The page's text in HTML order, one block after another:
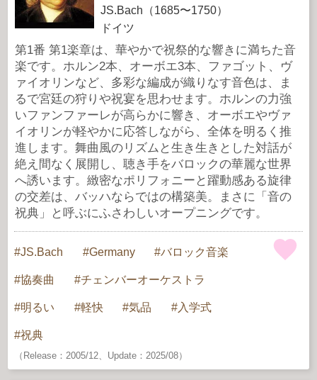
JS.Bach（1685〜1750）
ドイツ
第1番 第1楽章は、華やかで祝祭的な響きに満ちた音
楽です。ホルン2本、オーボエ3本、ファゴット、ヴ
ァイオリンなど、多彩な編成が織りなす音色は、ま
るで宮廷の狩りや祝宴を思わせます。ホルンの力強
いファンファーレが高らかに響き、オーボエやヴァ
イオリンが軽やかに応答しながら、全体を明るく推
進します。舞曲風のリズムと生き生きとした対話が
絶え間なく展開し、聴き手をバロックの華麗な世界
へ誘います。緻密なポリフォニーと躍動感ある旋律
の交差は、バッハならではの構築美。まさに「音の
祝典」と呼ぶにふさわしいオープニングです。
JS.Bach Germany バロック音楽
協奏曲 チェンバーオーケストラ
明るい 軽快 気品 入学式
祝典
（Release：2005/12、Update：2025/08）